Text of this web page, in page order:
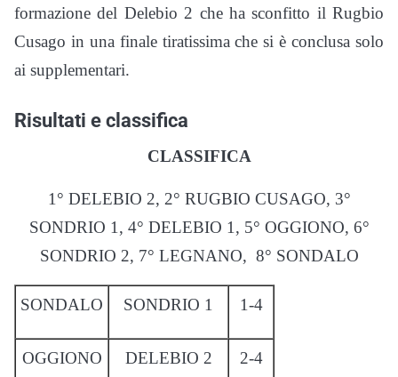
formazione del Delebio 2 che ha sconfitto il Rugbio
Cusago in una finale tiratissima che si è conclusa solo
ai supplementari.
Risultati e classifica
CLASSIFICA
1° DELEBIO 2, 2° RUGBIO CUSAGO, 3°
SONDRIO 1, 4° DELEBIO 1, 5° OGGIONO, 6°
SONDRIO 2, 7° LEGNANO, 8° SONDALO
SONDALO SONDRIO 1 1-4
OGGIONO DELEBIO 2 2-4